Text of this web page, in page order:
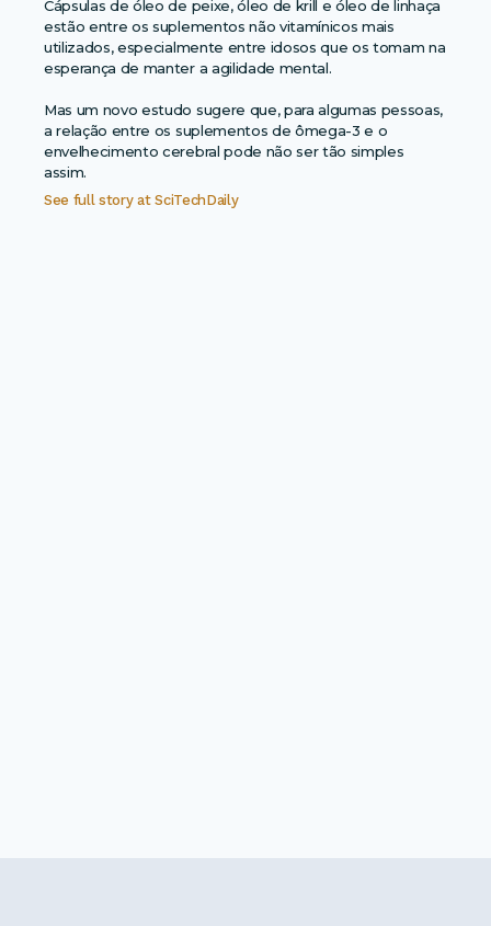
Cápsulas de óleo de peixe, óleo de krill e óleo de linhaça
estão entre os suplementos não vitamínicos mais
utilizados, especialmente entre idosos que os tomam na
esperança de manter a agilidade mental.
Mas um novo estudo sugere que, para algumas pessoas,
a relação entre os suplementos de ômega-3 e o
envelhecimento cerebral pode não ser tão simples
assim.
See full story atSciTechDaily